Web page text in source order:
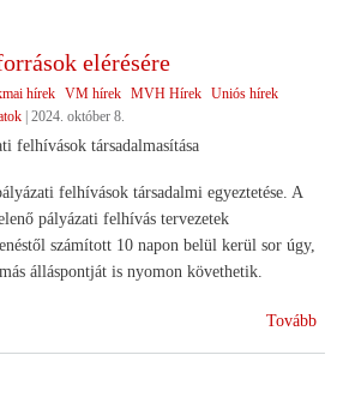
elérésére
hírek VM hírek MVH Hírek Uniós hírek
2024. október 8.
felhívások társadalmasítása
felhívások társadalmi egyeztetése. A
pályázati felhívás tervezetek
számított 10 napon belül kerül sor úgy,
álláspontját is nyomon követhetik.
Tovább